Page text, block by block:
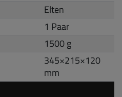
Elten
1 Paar
1500 g
345×215×120
mm